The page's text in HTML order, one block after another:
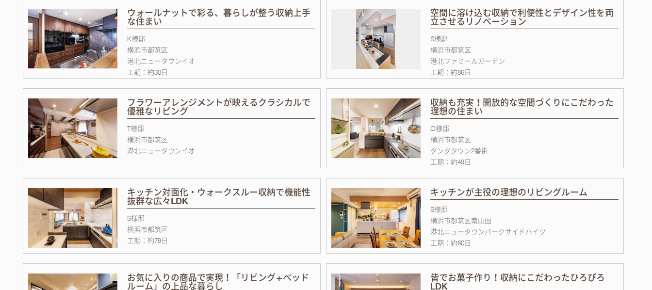
ウォールナットで彩る、暮らしが整う収納上手
な住まい
K様邸
横浜市都筑区
港北ニュータウンイオ
工期：約30日
空間に溶け込む収納で利便性とデザイン性を両
立させるリノベーション
S様邸
横浜市都筑区
港北ファミールガーデン
工期：約86日
フラワーアレンジメントが映えるクラシカルで
優雅なリビング
T様邸
横浜市都筑区
港北ニュータウンイオ
収納も充実！開放的な空間づくりにこだわった
理想の住まい
O様邸
横浜市都筑区
タンタタウン2番街
工期：約49日
キッチン対面化・ウォークスルー収納で機能性
抜群な広々LDK
S様邸
横浜市都筑区
工期：約79日
キッチンが主役の理想のリビングルーム
S様邸
横浜市都筑区南山田
港北ニュータウンパークサイドハイツ
工期：約60日
お気に入りの商品で実現！「リビング+ベッド
ルーム」の上品な暮らし
皆でお菓子作り！収納にこだわったひろびろ
LDK